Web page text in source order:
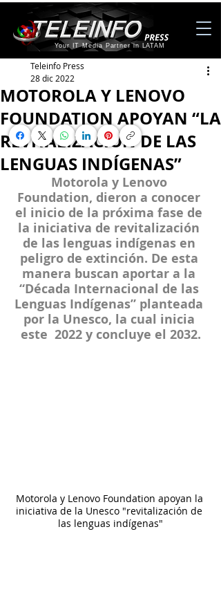
Your IT Media Partner in LATAM
MOTOROLA Y LENOVO
FOUNDATION APOYAN “LA
REVITALIZACIÓN DE LAS
LENGUAS INDÍGENAS”
Teleinfo Press
28 dic 2022
Motorola y Lenovo
Foundation, dieron a conocer
el inicio de la próxima fase de
la iniciativa de revitalización
de las lenguas indígenas en
peligro de extinción. De esta
manera buscan aportar a la
“Década Internacional de las
Lenguas Indígenas” planteada
por la Unesco, la cual inicia
este  2022 y concluye el 2032.
Motorola y Lenovo Foundation apoyan la
iniciativa de la Unesco "revitalización de
las lenguas indígenas"